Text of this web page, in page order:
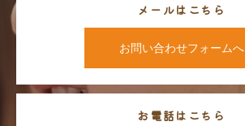
メールはこちら
お問い合わせフォームへ
お電話はこちら